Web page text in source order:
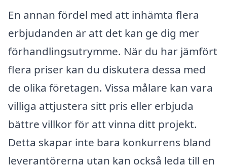
En annan fördel med att inhämta flera
erbjudanden är att det kan ge dig mer
förhandlingsutrymme. När du har jämfört
flera priser kan du diskutera dessa med
de olika företagen. Vissa målare kan vara
villiga attjustera sitt pris eller erbjuda
bättre villkor för att vinna ditt projekt.
Detta skapar inte bara konkurrens bland
leverantörerna utan kan också leda till en